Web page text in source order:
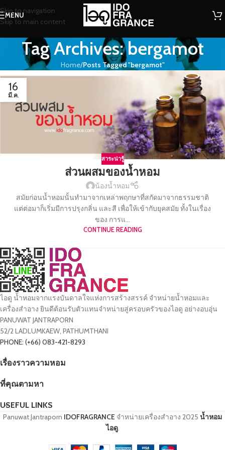
Skip to navigation
Skip to main content
MENU
Tag Archives: bergamot
Home/Posts Tagged "bergamot"
16
มี.ค.
สาระน่ารู้
ส่วนผสมของน้ำหอม
น้องน้ำหอม
สมัยก่อนน้ำหอมนั้นทำมาจากเหล่าพฤกษาที่สกัดมาจากธรรมชาติ
แต่ต่อมาก็เริ่มมีการปรุงกลิ่น และสี เพื่อให้เข้ากับยุคสมัย ทั้งในเรื่อง
ของ การแ...
CONTINUE READING
ไอดู น้ำหอมจากแรงบันดาลใจแห่งการสร้างสรรค์ จำหน่ายน้ำหอมและ
เครื่องสำอาง ยินดีต้อนรับตัวแทนจำหน่ายสู่ครอบครัวของไอดู อย่างอบอุ่น
PANUWAT JANTRAPORN
52/2 LADLUMKAEW, PATHUMTHANI
PHONE: (+66) 083-421-8293
เรื่องราวความหอม
ที่คุณตามหา
USEFUL LINKS
Panuwat Jantraporn IDOFRAGRANCE จำหน่ายเครื่องสำอาง 2025 น้ำหอม
ไอดู.